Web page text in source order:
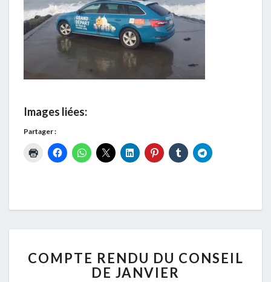
Images liées:
Partager :
RENDU
DU
COMPTE RENDU DU CONSEIL
DE JANVIER